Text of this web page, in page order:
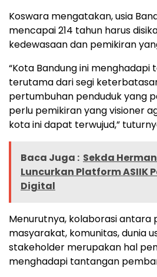
Koswara mengatakan, usia
mencapai 214 tahun harus
kedewasaan dan pemikiran
“Kota Bandung ini menghadapi
terutama dari segi
pertumbuhan penduduk yang
perlu pemikiran yang visioner
kota ini dapat terwujud,”
Baca Juga : Sekda
Luncurkan Platform ASIIK
Digital
Menurutnya, kolaborasi antara
masyarakat, komunitas, dunia
stakeholder merupakan hal
menghadapi tantangan